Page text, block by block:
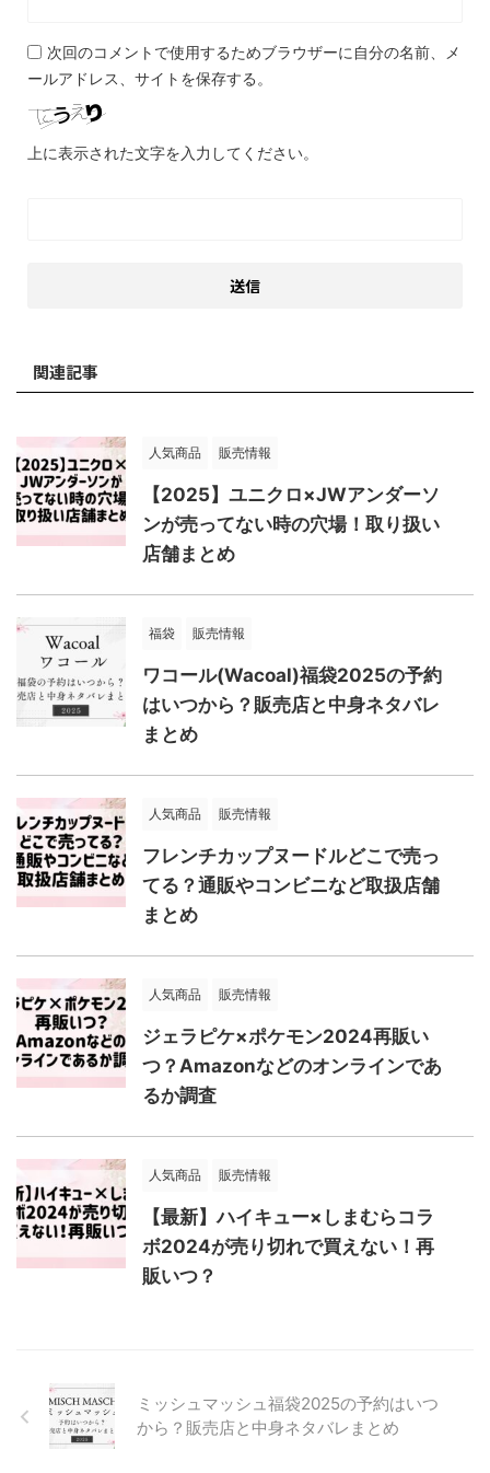
次回のコメントで使用するためブラウザーに自分の名前、メ
ールアドレス、サイトを保存する。
上に表示された文字を入力してください。
関連記事
人気商品 販売情報
【2025】ユニクロ×JWアンダーソ
ンが売ってない時の穴場！取り扱い
店舗まとめ
福袋 販売情報
ワコール(Wacoal)福袋2025の予約
はいつから？販売店と中身ネタバレ
まとめ
人気商品 販売情報
フレンチカップヌードルどこで売っ
てる？通販やコンビニなど取扱店舗
まとめ
人気商品 販売情報
ジェラピケ×ポケモン2024再販い
つ？Amazonなどのオンラインであ
るか調査
人気商品 販売情報
【最新】ハイキュー×しまむらコラ
ボ2024が売り切れで買えない！再
販いつ？
ミッシュマッシュ福袋2025の予約はいつ
から？販売店と中身ネタバレまとめ